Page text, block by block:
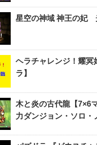
星空の神域 神王の妃
ヘラチャレンジ！耀冥
ラ】
木と炎の古代龍【7×6
力ダンジョン・ソロ・